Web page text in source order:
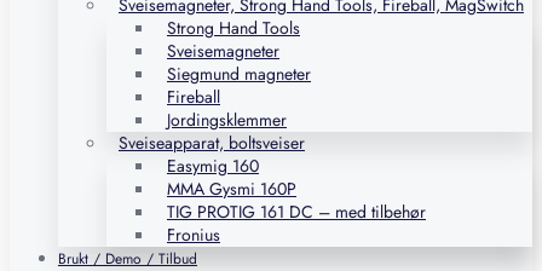
Sveisemagneter, Strong Hand Tools, Fireball, MagSwitch
Strong Hand Tools
Sveisemagneter
Siegmund magneter
Fireball
Jordingsklemmer
Sveiseapparat, boltsveiser
Easymig 160
MMA Gysmi 160P
TIG PROTIG 161 DC – med tilbehør
Fronius
Brukt / Demo / Tilbud